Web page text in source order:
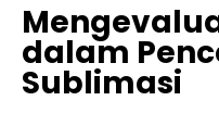
dalam
Sublimasi